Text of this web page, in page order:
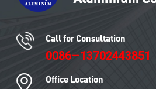
Call for Consultation
0086—13702443851
Office Location